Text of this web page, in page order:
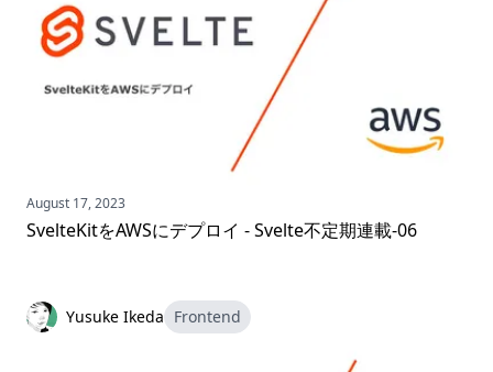
August 17, 2023
SvelteKitをAWSにデプロイ - Svelte不定期連載-06
Yusuke Ikeda Frontend